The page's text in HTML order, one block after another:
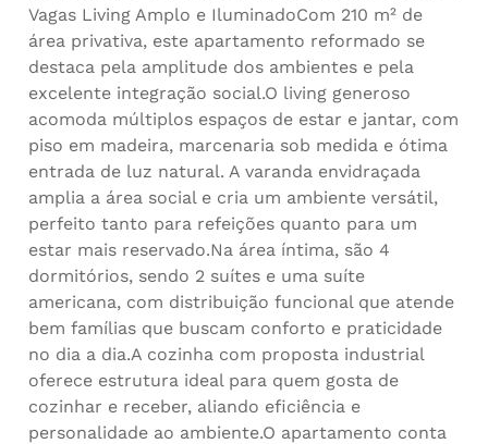
Vagas Living Amplo e IluminadoCom 210 m² de
área privativa, este apartamento reformado se
destaca pela amplitude dos ambientes e pela
excelente integração social.O living generoso
acomoda múltiplos espaços de estar e jantar, com
piso em madeira, marcenaria sob medida e ótima
entrada de luz natural. A varanda envidraçada
amplia a área social e cria um ambiente versátil,
perfeito tanto para refeições quanto para um
estar mais reservado.Na área íntima, são 4
dormitórios, sendo 2 suítes e uma suíte
americana, com distribuição funcional que atende
bem famílias que buscam conforto e praticidade
no dia a dia.A cozinha com proposta industrial
oferece estrutura ideal para quem gosta de
cozinhar e receber, aliando eficiência e
personalidade ao ambiente.O apartamento conta